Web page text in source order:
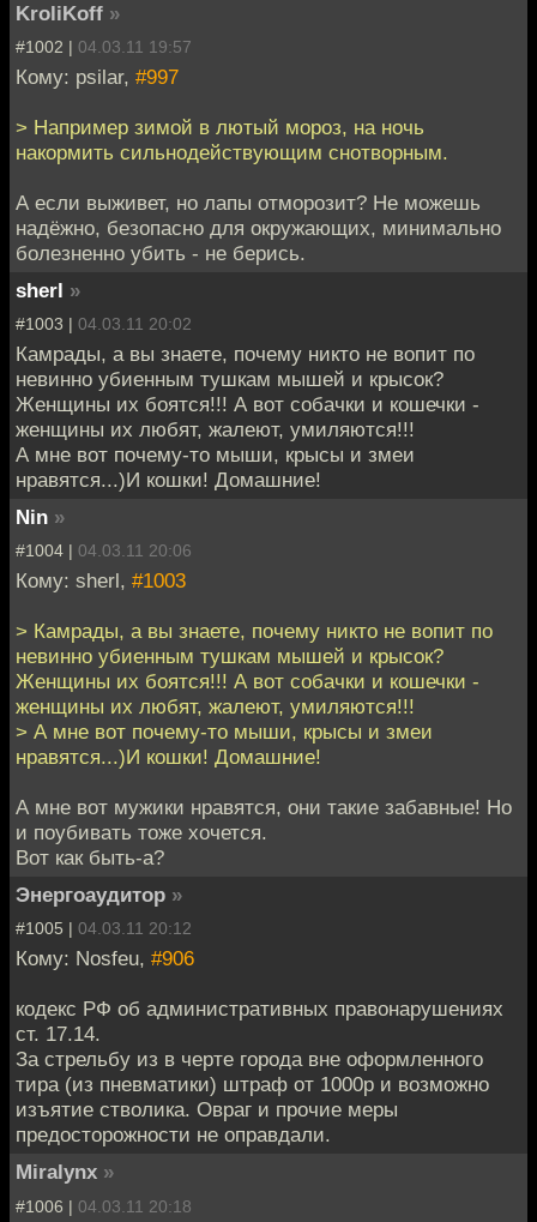
KroliKoff »
#1002 | 04.03.11 19:57
Кому: psilar, #997
> Например зимой в лютый мороз, на ночь
накормить сильнодействующим снотворным.
А если выживет, но лапы отморозит? Не можешь
надёжно, безопасно для окружающих, минимально
болезненно убить - не берись.
sherl »
#1003 | 04.03.11 20:02
Камрады, а вы знаете, почему никто не вопит по
невинно убиенным тушкам мышей и крысок?
Женщины их боятся!!! А вот собачки и кошечки -
женщины их любят, жалеют, умиляются!!!
А мне вот почему-то мыши, крысы и змеи
нравятся...)И кошки! Домашние!
Nin »
#1004 | 04.03.11 20:06
Кому: sherl, #1003
> Камрады, а вы знаете, почему никто не вопит по
невинно убиенным тушкам мышей и крысок?
Женщины их боятся!!! А вот собачки и кошечки -
женщины их любят, жалеют, умиляются!!!
> А мне вот почему-то мыши, крысы и змеи
нравятся...)И кошки! Домашние!
А мне вот мужики нравятся, они такие забавные! Но
и поубивать тоже хочется.
Вот как быть-а?
Энергоаудитор »
#1005 | 04.03.11 20:12
Кому: Nosfeu, #906
кодекс РФ об административных правонарушениях
ст. 17.14.
За стрельбу из в черте города вне оформленного
тира (из пневматики) штраф от 1000р и возможно
изъятие стволика. Овраг и прочие меры
предосторожности не оправдали.
Miralynx »
#1006 | 04.03.11 20:18